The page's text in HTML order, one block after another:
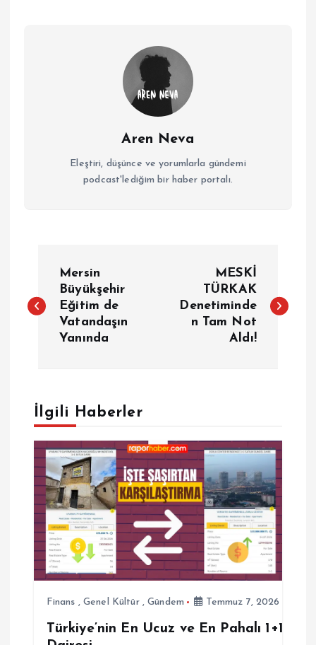
Aren Neva
Eleştiri, düşünce ve yorumlarla gündemi
podcast'lediğim bir haber portalı.
a
g
e
z
n
m
Mersin
Büyükşehir
Eğitim de
Vatandaşın
Yanında
MESKİ
TÜRKAK
Denetiminde
n Tam Not
Aldı!
İlgili Haberler
Finans ,Genel Kültür,Gündem Temmuz 7, 2026
Türkiye’nin En Ucuz ve En Pahalı 1+1